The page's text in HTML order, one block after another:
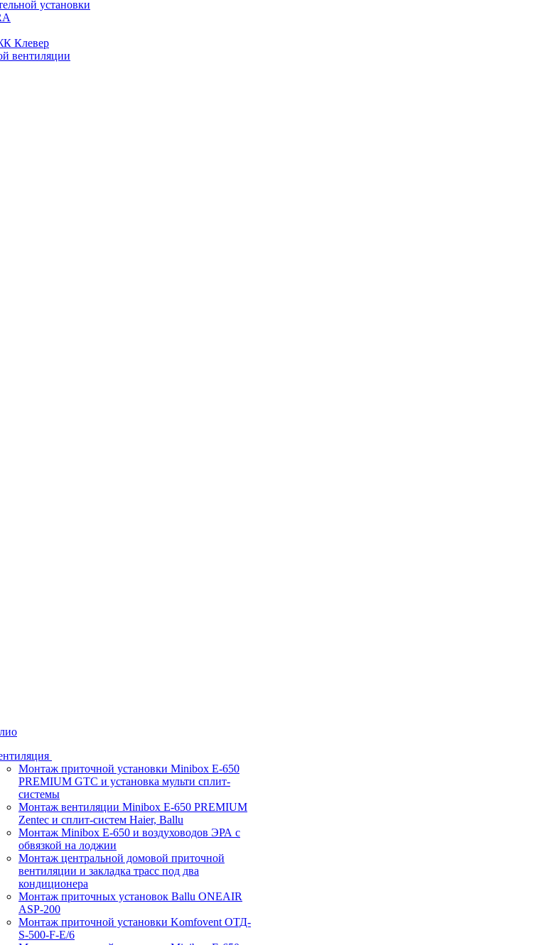
установки
Клевер
вентиляции
Монтаж приточной установки Minibox E-650
PREMIUM GTC и установка мульти сплит-
системы
Монтаж вентиляции Minibox E-650 PREMIUM
Zentec и сплит-систем Haier, Ballu
Монтаж Minibox E-650 и воздуховодов ЭРА с
обвязкой на лоджии
Монтаж центральной домовой приточной
вентиляции и закладка трасс под два
кондиционера
Монтаж приточных установок Ballu ONEAIR
ASP-200
Монтаж приточной установки Komfovent ОТД-
S-500-F-E/6